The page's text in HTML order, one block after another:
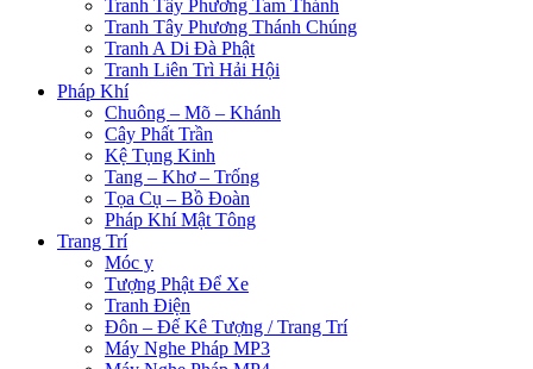
Tranh Tây Phương Tam Thánh
Tranh Tây Phương Thánh Chúng
Tranh A Di Đà Phật
Tranh Liên Trì Hải Hội
Pháp Khí
Chuông – Mõ – Khánh
Cây Phất Trần
Kệ Tụng Kinh
Tang – Khơ – Trống
Tọa Cụ – Bồ Đoàn
Pháp Khí Mật Tông
Trang Trí
Móc y
Tượng Phật Để Xe
Tranh Điện
Đôn – Đế Kê Tượng / Trang Trí
Máy Nghe Pháp MP3